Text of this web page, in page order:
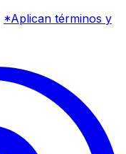
*Aplican términos y